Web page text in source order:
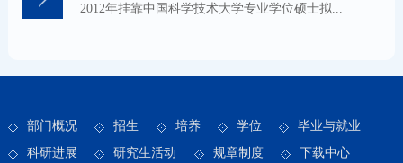
2012年挂靠中国科学技术大学专业学位硕士拟...
部门概况 招生 培养 学位
毕业与就业
科研进展
研究生活动 规章制度 下载中心